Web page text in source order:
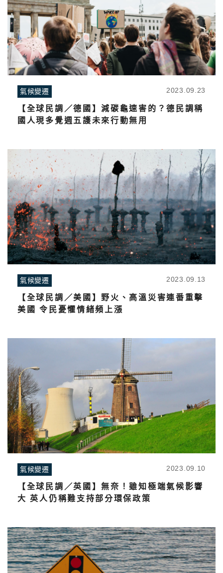
氣候變遷 2023.09.23
【全球民調／德國】減碳龜速害的？德民調稱
國人現多覺週五護未來行動無用
氣候變遷 2023.09.13
【全球民調／美國】野火、高溫災害連番重擊
美國 令民憂懼情緒頻上漲
氣候變遷 2023.09.10
【全球民調／英國】無奈！雖知極端氣候影響
大 英人仍稱難支持部分環保政策